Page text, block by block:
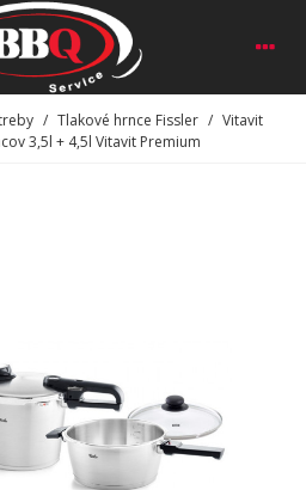
/ Tlakové hrnce Fissler / Vitavit
3,5l + 4,5l Vitavit Premium